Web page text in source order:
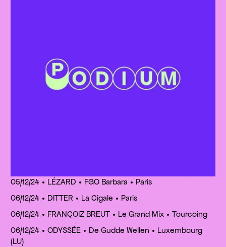
05/12/24 • LÉZARD • FGO Barbara • Paris
06/12/24 • DITTER • La Cigale • Paris
06/12/24 • FRANÇOIZ BREUT • Le Grand Mix • Tourcoing
06/12/24 • ODYSSÉE • De Gudde Wellen • Luxembourg
(LU)